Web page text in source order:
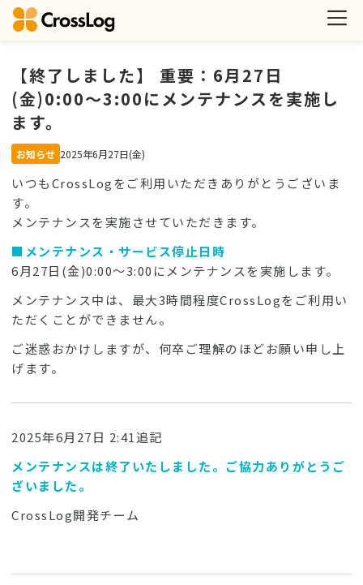
【終了しました】 重要：6月27日
(金)0:00〜3:00にメンテナンスを実施し
ます。
お知らせ 2025年6月27日(金)
いつもCrossLogをご利用いただきありがとうございま
す。
メンテナンスを実施させていただきます。
■メンテナンス・サービス停止日時
6月27日(金)0:00〜3:00にメンテナンスを実施します。
メンテナンス中は、最大3時間程度CrossLogをご利用い
ただくことができません。
ご迷惑おかけしますが、何卒ご理解のほどお願い申し上
げます。
2025年6月27日 2:41追記
メンテナンスは終了いたしました。ご協力ありがとうご
ざいました。
CrossLog開発チーム